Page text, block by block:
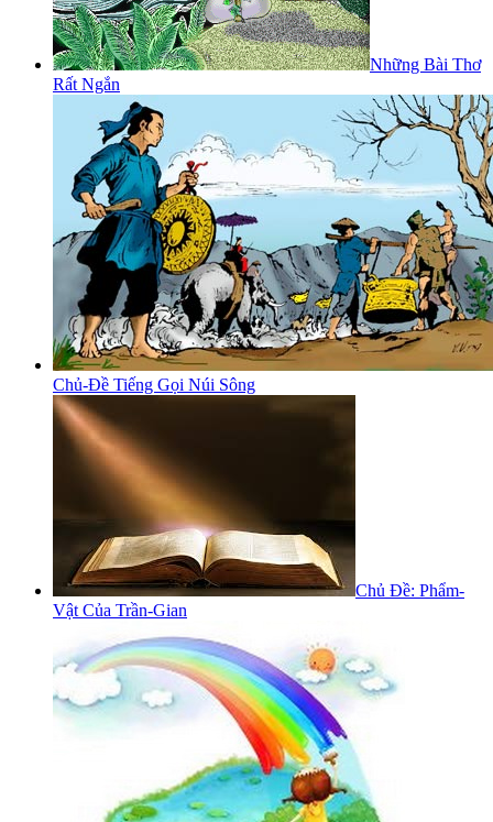
Những Bài Thơ
Rất Ngắn
Chủ-Đề Tiếng Gọi Núi Sông
Chủ Đề: Phẩm-
Vật Của Trần-Gian